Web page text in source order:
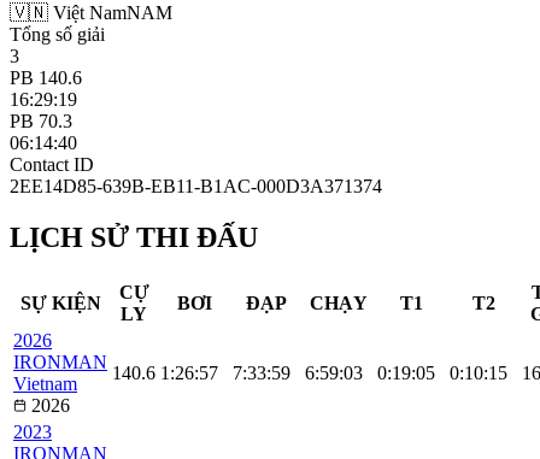
🇻🇳 Việt NamNAM
Tổng số giải
3
PB 140.6
16:29:19
PB 70.3
06:14:40
Contact ID
2EE14D85-639B-EB11-B1AC-000D3A371374
LỊCH SỬ THI ĐẤU
SỰ KIỆN
CỰ
LY
BƠI ĐẠP CHẠY T1 T2
2026
IRONMAN
Vietnam
2026
140.6 1:26:57 7:33:59 6:59:03 0:19:05 0:10:15
2023
IRONMAN